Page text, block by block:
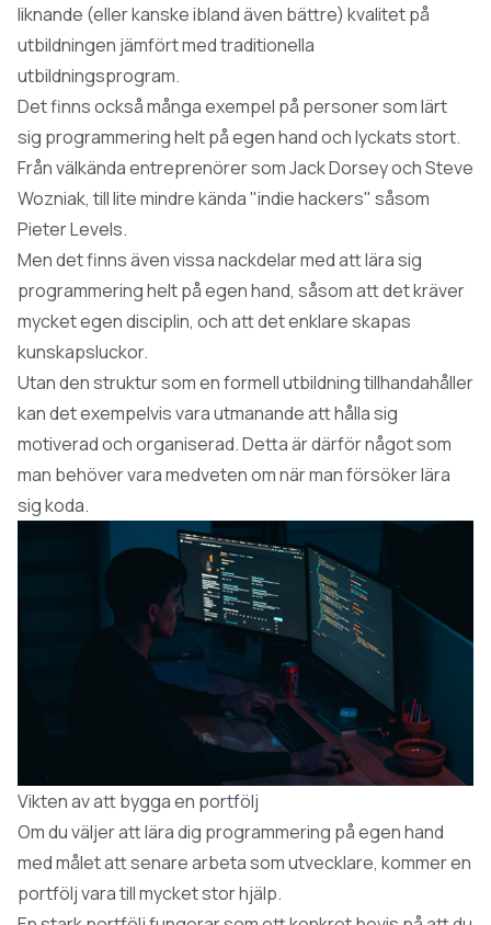
liknande (eller kanske ibland även bättre) kvalitet på
utbildningen jämfört med traditionella
utbildningsprogram.
Det finns också många exempel på personer som lärt
sig programmeringhelt på egen handoch lyckats stort.
Från välkända entreprenörer som Jack Dorsey och Steve
Wozniak, till lite mindre kända "indie hackers" såsom
Pieter Levels.
Men det finns även vissa nackdelar med att lära sig
programmering helt på egen hand, såsom att det kräver
mycket egen disciplin, och att det enklare skapas
kunskapsluckor.
Utan den struktur som en formell utbildning tillhandahåller
kan det exempelvis vara utmanande att hålla sig
motiverad och organiserad. Detta är därför något som
man behöver vara medveten om när man försöker lära
sig koda.
Vikten av att bygga en portfölj
Om du väljer att lära dig programmering på egen hand
med målet att senare arbeta som utvecklare, kommer en
portfölj vara till mycket stor hjälp.